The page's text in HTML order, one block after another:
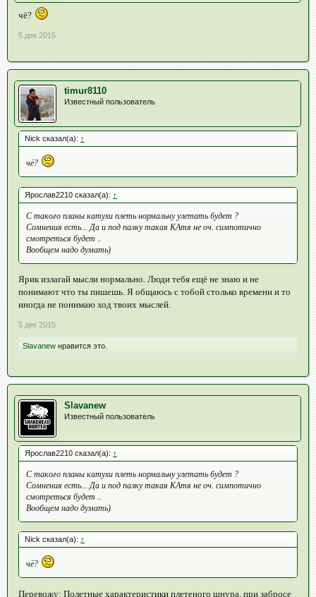
чё?
5 дек 2015
timur8110
Известный пользователь
Nick сказал(а): ↑
чё?
Ярослав2210 сказал(а): ↑
С такого планы катухи плеть нормальну улетать будет ?
Сомнения есть... Да и под палку такая КАтя не оч. симпотично
смотреться будет ..
Вообщем надо думать)
Ярик излагай мысли нормально. Люди тебя ещё не знаю и не
понимают что ты пишешь. Я общаюсь с тобой столько времени и то
иногда не понимаю ход твоих мыслей.
5 дек 2015
Slavanew нравится это.
Slavanew
Известный пользователь
Ярослав2210 сказал(а): ↑
С такого планы катухи плеть нормальну улетать будет ?
Сомнения есть... Да и под палку такая КАтя не оч. симпотично
смотреться будет ..
Вообщем надо думать)
Nick сказал(а): ↑
чё?
Перевожу: Полетные характеристики плетеного шнура, при забросе